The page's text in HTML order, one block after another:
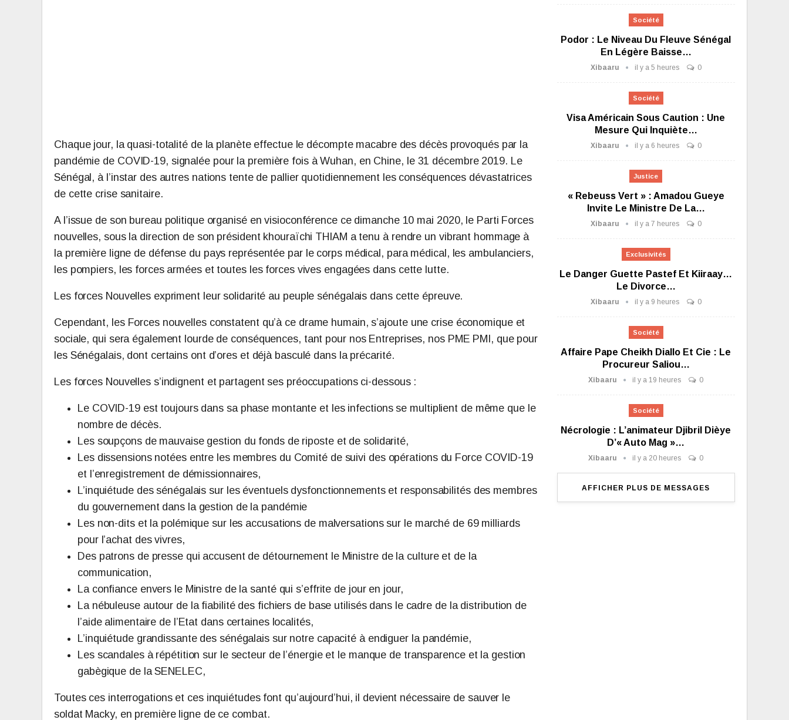
Chaque jour, la quasi-totalité de la planète effectue le décompte macabre des décès provoqués par la
pandémie de COVID-19, signalée pour la première fois à Wuhan, en Chine, le 31 décembre 2019. Le
Sénégal, à l’instar des autres nations tente de pallier quotidiennement les conséquences dévastatrices
de cette crise sanitaire.
A l’issue de son bureau politique organisé en visioconférence ce dimanche 10 mai 2020, le Parti Forces
nouvelles, sous la direction de son président khouraïchi THIAM a tenu à rendre un vibrant hommage à
la première ligne de défense du pays représentée par le corps médical, para médical, les ambulanciers,
les pompiers, les forces armées et toutes les forces vives engagées dans cette lutte.
Les forces Nouvelles expriment leur solidarité au peuple sénégalais dans cette épreuve.
Cependant, les Forces nouvelles constatent qu’à ce drame humain, s’ajoute une crise économique et
sociale, qui sera également lourde de conséquences, tant pour nos Entreprises, nos PME PMI, que pour
les Sénégalais, dont certains ont d’ores et déjà basculé dans la précarité.
Les forces Nouvelles s’indignent et partagent ses préoccupations ci-dessous :
Le COVID-19 est toujours dans sa phase montante et les infections se multiplient de même que le
nombre de décès.
Les soupçons de mauvaise gestion du fonds de riposte et de solidarité,
Les dissensions notées entre les membres du Comité de suivi des opérations du Force COVID-19
et l’enregistrement de démissionnaires,
L’inquiétude des sénégalais sur les éventuels dysfonctionnements et responsabilités des membres
du gouvernement dans la gestion de la pandémie
Les non-dits et la polémique sur les accusations de malversations sur le marché de 69 milliards
pour l’achat des vivres,
Des patrons de presse qui accusent de détournement le Ministre de la culture et de la
communication,
La confiance envers le Ministre de la santé qui s’effrite de jour en jour,
La nébuleuse autour de la fiabilité des fichiers de base utilisés dans le cadre de la distribution de
l’aide alimentaire de l’Etat dans certaines localités,
L’inquiétude grandissante des sénégalais sur notre capacité à endiguer la pandémie,
Les scandales à répétition sur le secteur de l’énergie et le manque de transparence et la gestion
gabègique de la SENELEC,
Toutes ces interrogations et ces inquiétudes font qu’aujourd’hui, il devient nécessaire de sauver le
soldat Macky, en première ligne de ce combat.
Société
Podor : Le Niveau Du Fleuve Sénégal
En Légère Baisse…
Xibaaru il y a 5 heures 0
Société
Visa Américain Sous Caution : Une
Mesure Qui Inquiète…
Xibaaru il y a 6 heures 0
Justice
« Rebeuss Vert » : Amadou Gueye
Invite Le Ministre De La…
Xibaaru il y a 7 heures 0
Exclusivités
Le Danger Guette Pastef Et Kiiraay…
Le Divorce…
Xibaaru il y a 9 heures 0
Société
Affaire Pape Cheikh Diallo Et Cie : Le
Procureur Saliou…
Xibaaru il y a 19 heures 0
Société
Nécrologie : L’animateur Djibril Dièye
D’« Auto Mag »…
Xibaaru il y a 20 heures 0
AFFICHER PLUS DE MESSAGES